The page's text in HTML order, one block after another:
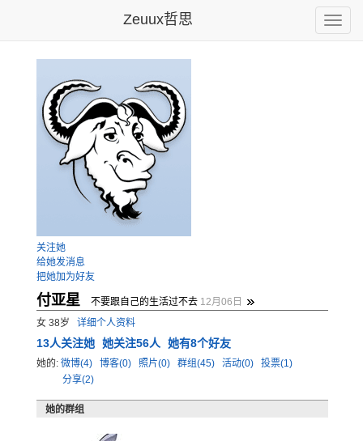
Toggle
Zeuux哲思
关注她
给她发消息
把她加为好友
付亚星 不要跟自己的生活过不去 12月06日
女 38岁 详细个人资料
13人关注她 她关注56人 她有8个好友
她的: 微博(4) 博客(0) 照片(0) 群组(45) 活动(0)
投票(1)
分享(2)
她的群组